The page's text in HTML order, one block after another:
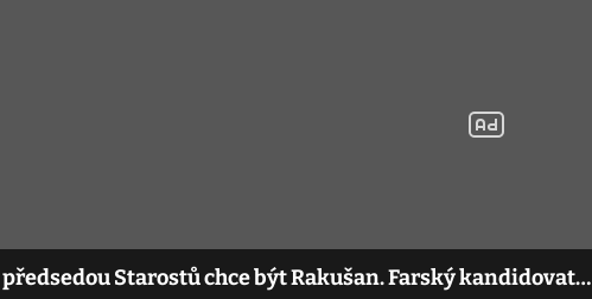
Starostů chce být Rakušan. Farský kandidovat…